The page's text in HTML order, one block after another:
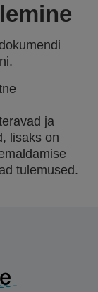
ja
lisaks on
tulemused.